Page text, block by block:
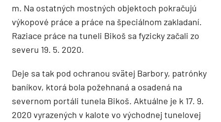
m. Na ostatných mostných objektoch pokračujú
výkopové práce a práce na špeciálnom zakladaní.
Raziace práce na tuneli Bikoš sa fyzicky začali zo
severu 19. 5. 2020.
Deje sa tak pod ochranou svätej Barbory, patrónky
baníkov, ktorá bola požehnaná a osadená na
severnom portáli tunela Bikoš. Aktuálne je k 17. 9.
2020 vyrazených v kalote vo východnej tunelovej